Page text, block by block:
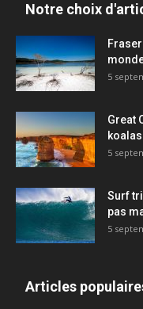
Notre choix
5
Great
5
Surf
pas
5
Articles